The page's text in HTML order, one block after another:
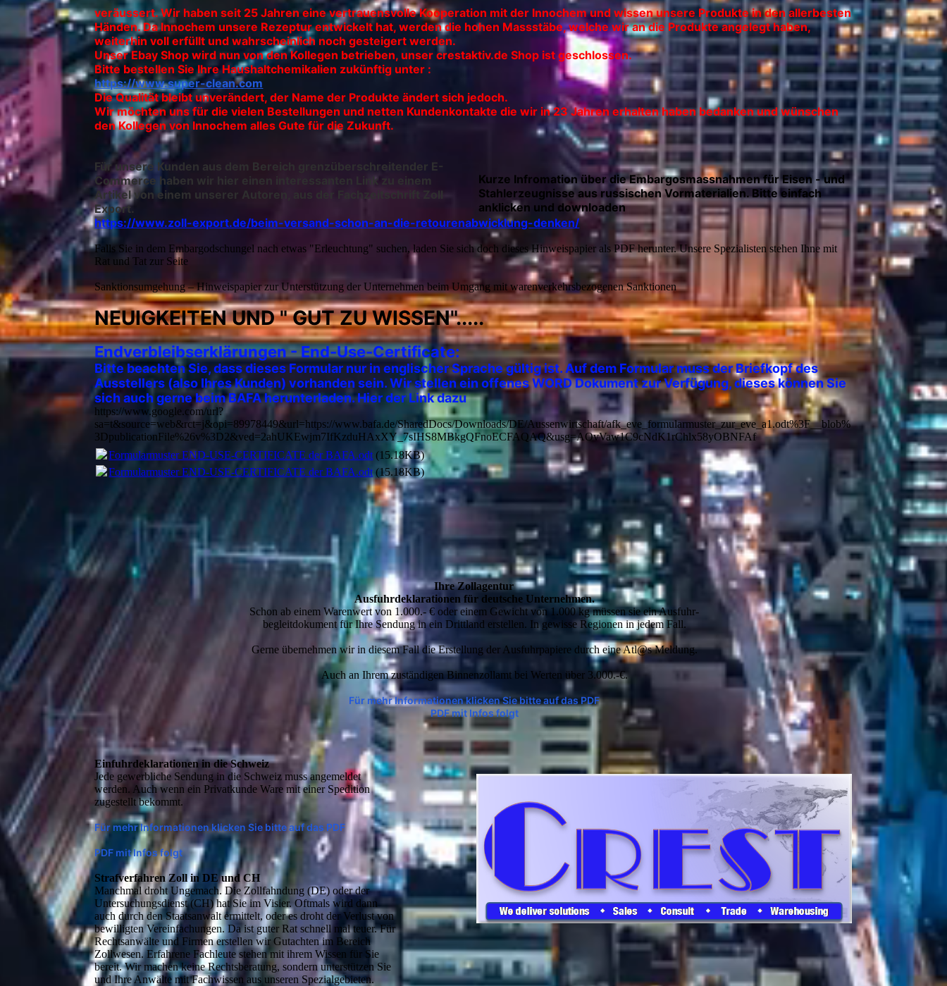
veräussert. Wir haben seit 25 Jahren eine vertrauensvolle Kooperation mit der Innochem und wissen unsere Produkte in den allerbesten
Händen. Da Innochem unsere Rezeptur entwickelt hat, werden die hohen Massstäbe, welche wir an die Produkte angelegt haben,
weiterhin voll erfüllt und wahrscheinlich noch gesteigert werden.
Unser Ebay Shop wird nun von den Kollegen betrieben, unser crestaktiv.de Shop ist geschlossen.
Bitte bestellen Sie Ihre Haushaltchemikalien zukünftig unter :
https://www.super-clean.com
Die Qualität bleibt unverändert, der Name der Produkte ändert sich jedoch.
Wir möchten uns für die vielen Bestellungen und netten Kundenkontakte die wir in 23 Jahren erhalten haben bedanken und wünschen
den Kollegen von Innochem alles Gute für die Zukunft.
Für unsere Kunden aus dem Bereich grenzüberschreitender E-
Commerce haben wir hier einen interessanten Link zu einem
Artikel von einem unserer Autoren, aus der Fachzeitschrift Zoll
Export.
Kurze Infromation über die Embargosmassnahmen für Eisen - und
Stahlerzeugnisse aus russischen Vormaterialien. Bitte einfach
anklicken und downloaden
https://www.zoll-export.de/beim-versand-schon-an-die-retourenabwicklung-denken/
Falls Sie in dem Embargodschungel nach etwas "Erleuchtung" suchen, laden Sie sich doch dieses Hinweispapier als PDF herunter. Unsere Spezialisten stehen Ihne mit
Rat und Tat zur Seite
Sanktionsumgehung – Hinweispapier zur Unterstützung der Unternehmen beim Umgang mit warenverkehrsbezogenen Sanktionen
NEUIGKEITEN UND " GUT ZU WISSEN".....
Endverbleibserklärungen - End-Use-Certificate:
Bitte beachten Sie, dass dieses Formular nur in englischer Sprache gültig ist. Auf dem Formular muss der Briefkopf des
Ausstellers (also Ihres Kunden) vorhanden sein. Wir stellen ein offenes WORD Dokument zur Verfügung, dieses können Sie
sich auch gerne beim BAFA herunterladen. Hier der Link dazu
https://www.google.com/url?
sa=t&source=web&rct=j&opi=89978449&url=https://www.bafa.de/SharedDocs/Downloads/DE/Aussenwirtschaft/afk_eve_formularmuster_zur_eve_a1.odt%3F__blob%
3DpublicationFile%26v%3D2&ved=2ahUKEwjm7IfKzduHAxXY_7sIHS8MBkgQFnoECFAQAQ&usg=AOvVaw1C9cNdK1rChlx58yOBNFAf
Formularmuster END-USE-CERTIFICATE der BAFA.odt (15.18KB)
Formularmuster END-USE-CERTIFICATE der BAFA.odt (15.18KB)
Ihre Zoll­agentur
Ausfuhrdeklarationen für deutsche Unternehmen.
Schon ab einem Warenwert von 1.000.- € oder einem Gewicht von 1.000 kg müssen sie ein Ausfuhr­
begleit­dokument für Ihre Sendung in ein Drittland erstellen. In gewisse Regionen in jedem Fall.
Gerne übernehmen wir in diesem Fall die Erstellung der Ausfuhrpapiere durch eine Atl@s Meldung.
Auch an Ihrem zuständigen Binnenzollamt bei Werten über 3.000.-€.
Für mehr Informationen klicken Sie bitte auf das PDF
PDF mit Infos folgt
Einfuhrdeklarationen in die Schweiz
Jede gewerbliche Sendung in die Schweiz muss angemeldet
werden. Auch wenn ein Privatkunde Ware mit einer Spedition
zugestellt bekommt.
Für mehr Informationen klicken Sie bitte auf das PDF
PDF mit Infos folgt
Strafverfahren Zoll in DE und CH
Manchmal droht Ungemach. Die Zollfahndung (DE) oder der
Unter­suchungs­dienst (CH) hat Sie im Visier. Oftmals wird dann
auch durch den Staatsanwalt ermittelt, oder es droht der Verlust von
bewilligten Vereinfachungen. Da ist guter Rat schnell mal teuer. Für
Rechtsanwälte und Firmen erstellen wir Gut­achten im Bereich
Zollwesen. Erfahrene Fachleute stehen mit ihrem Wissen für Sie
bereit. Wir machen keine Rechtsberatung, sondern unterstützen Sie
und Ihre Anwälte mit Fachwissen aus unseren Spezialgebieten.